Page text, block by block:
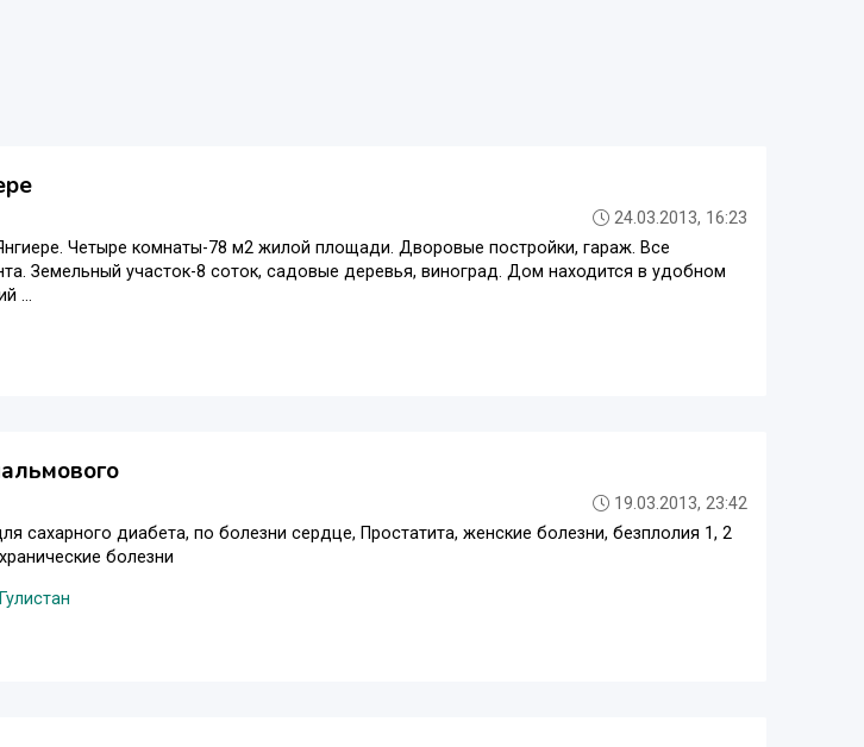
24.03.2013, 16:23
Четыре комнаты-78 м2 жилой площади. Дворовые постройки, гараж. Все
Земельный участок-8 соток, садовые деревья, виноград. Дом находится в удобном
...
19.03.2013, 23:42
сахарного диабета, по болезни сердце, Простатита, женские болезни, безплолия 1, 2
болезни
Гулистан